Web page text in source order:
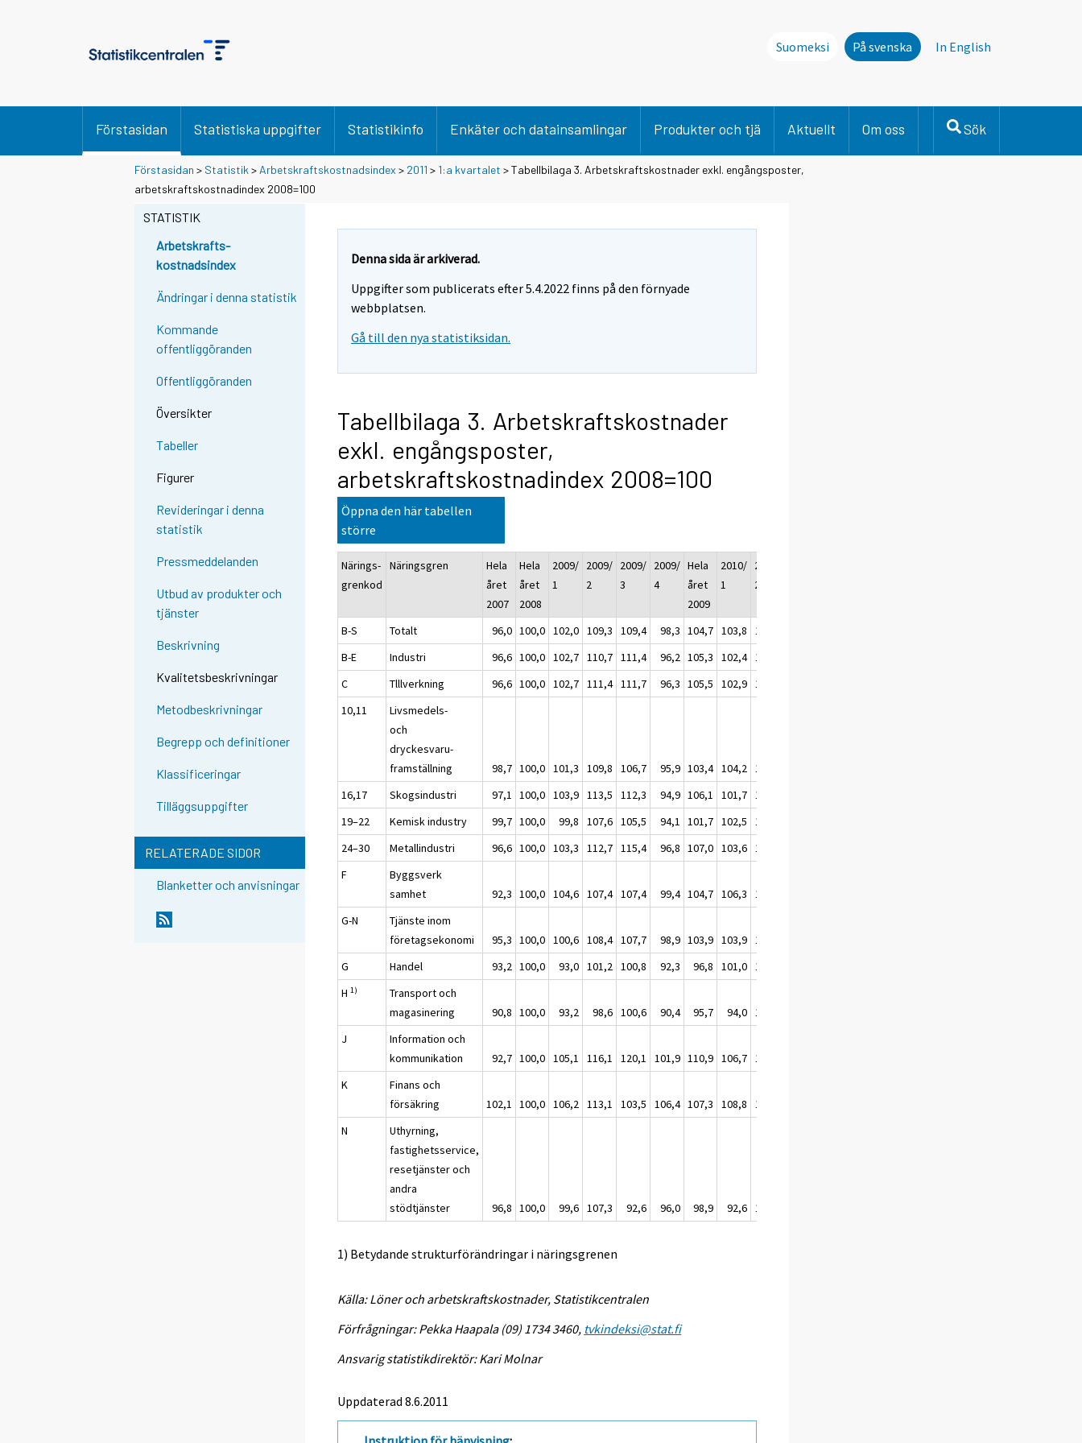
Suomeksi På svenska In English
Förstasidan Statistiska uppgifter Statistikinfo Enkäter och datainsamlingar Produkter och tjä Aktuellt Om oss Sök
Förstasidan > Statistik > Arbetskraftskostnadsindex > 2011 > 1:a kvartalet > Tabellbilaga 3. Arbetskraftskostnader exkl. engångsposter,
arbetskraftskostnadindex 2008=100
STATISTIK
Arbetskrafts-
kostnadsindex
Ändringar i denna statistik
Kommande
offentliggöranden
Offentliggöranden
Översikter
Tabeller
Figurer
Revideringar i denna
statistik
Pressmeddelanden
Utbud av produkter och
tjänster
Beskrivning
Kvalitetsbeskrivningar
Metodbeskrivningar
Begrepp och definitioner
Klassificeringar
Tilläggsuppgifter
RELATERADE SIDOR
Blanketter och anvisningar
Denna sida är arkiverad.
Uppgifter som publicerats efter 5.4.2022 finns på den förnyade
webbplatsen.
Gå till den nya statistiksidan.
Tabellbilaga 3. Arbetskraftskostnader
exkl. engångsposter,
arbetskraftskostnadindex 2008=100
Öppna den här tabellen
större
Närings-
grenkod
Näringsgren
Hela
året
2007
Hela
året
2008
2009/
1
2009/
2
2009/
3
2009/
4
Hela
året
2009
2010/
1
2010/
2
B-S Totalt 96,0 100,0 102,0 109,3 109,4 98,3 104,7 103,8 108,9
B-E
Industri 96,6 100,0 102,7 110,7 111,4 96,2 105,3 102,4 107,3
C
Tlllverkning 96,6 100,0 102,7 111,4 111,7 96,3 105,5 102,9 107,9
10,11
Livsmedels-
och
dryckesvaru-
framställning
98,7 100,0 101,3 109,8 106,7 95,9 103,4 104,2 109,4
16,17
Skogsindustri 97,1 100,0 103,9 113,5 112,3 94,9 106,1 101,7 109,8
19–22
Kemisk industry 99,7 100,0 99,8 107,6 105,5 94,1 101,7 102,5 108,8
24–30
Metallindustri 96,6 100,0 103,3 112,7 115,4 96,8 107,0 103,6 106,7
F
Byggsverk
samhet
92,3 100,0 104,6 107,4 107,4 99,4 104,7 106,3 108,5
G-N
Tjänste inom
företagsekonomi
95,3 100,0 100,6 108,4 107,7 98,9 103,9 103,9 109,4
G
Handel 93,2 100,0 93,0 101,2 100,8 92,3 96,8 101,0 105,2
H1)
Transport och
magasinering
90,8 100,0 93,2 98,6 100,6 90,4 95,7 94,0 100,1
J
Information och
kommunikation
92,7 100,0 105,1 116,1 120,1 101,9 110,9 106,7 110,9
K
Finans och
försäkring
102,1 100,0 106,2 113,1 103,5 106,4 107,3 108,8 117,3
N
Uthyrning,
fastighetsservice,
resetjänster och
andra
stödtjänster
96,8 100,0 99,6 107,3 92,6 96,0 98,9 92,6 103,1
1) Betydande strukturförändringar i näringsgrenen
Källa: Löner och arbetskraftskostnader, Statistikcentralen
Förfrågningar: Pekka Haapala (09) 1734 3460, tvkindeksi@stat.fi
Ansvarig statistikdirektör: Kari Molnar
Uppdaterad 8.6.2011